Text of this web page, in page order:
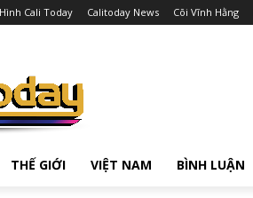
Cali Today Calitoday News Cõi Vĩnh Hằng
THẾ GIỚI VIỆT NAM BÌNH LUẬN